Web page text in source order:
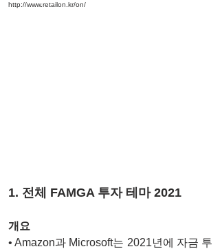
http://www.retailon.kr/on/
1. 전체 FAMGA 투자 테마 2021
개요
• Amazon과 Microsoft는 2021년에 자금 투